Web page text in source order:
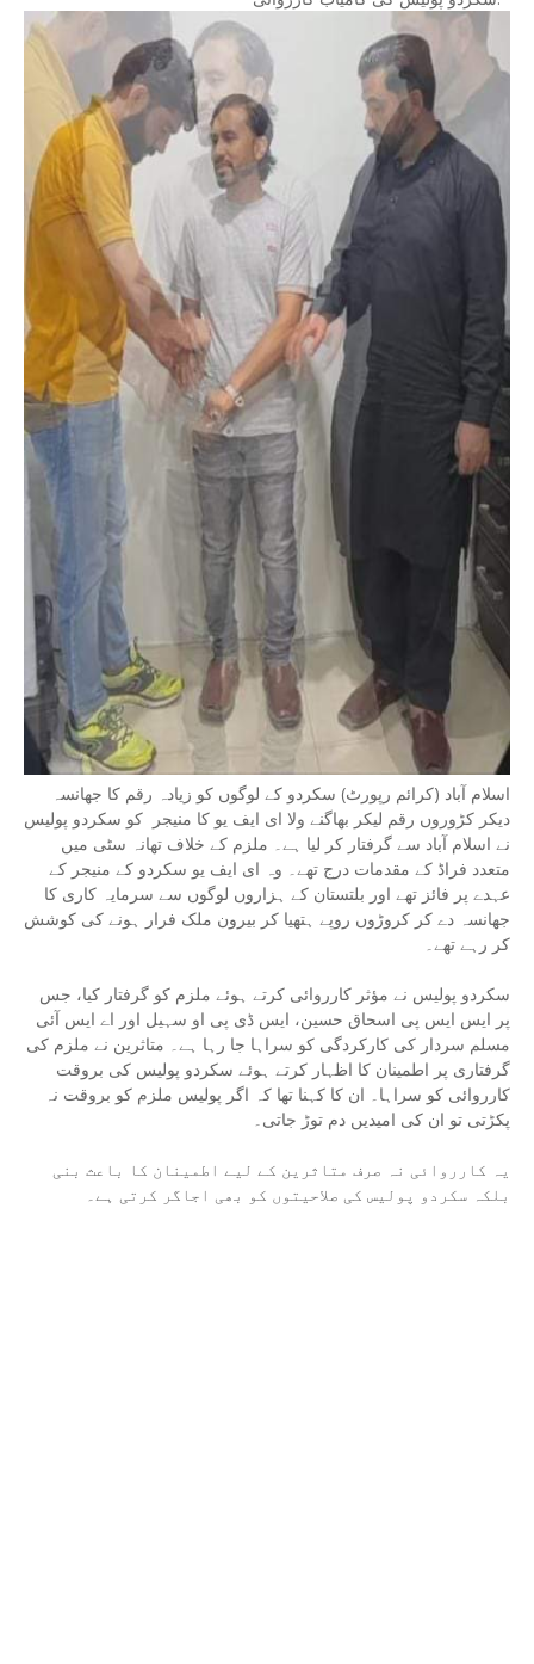
اسلام آباد (کرائم رپورٹ) سکردو کے لوگوں کو زیادہ رقم کا جھانسہ
دیکر کڑوروں رقم لیکر بھاگنے ولا ای ایف یو کا منیجر کو سکردو پولیس
نے اسلام آباد سے گرفتار کر لیا ہے۔ ملزم کے خلاف تھانہ سٹی میں
متعدد فراڈ کے مقدمات درج تھے۔ وہ ای ایف یو سکردو کے منیجر کے
عہدے پر فائز تھے اور بلتستان کے ہزاروں لوگوں سے سرمایہ کاری کا
جھانسہ دے کر کروڑوں روپے ہتھیا کر بیرون ملک فرار ہونے کی کوشش
کر رہے تھے۔
سکردو پولیس نے مؤثر کارروائی کرتے ہوئے ملزم کو گرفتار کیا، جس
پر ایس ایس پی اسحاق حسین، ایس ڈی پی او سہیل اور اے ایس آئی
مسلم سردار کی کارکردگی کو سراہا جا رہا ہے۔ متاثرین نے ملزم کی
گرفتاری پر اطمینان کا اظہار کرتے ہوئے سکردو پولیس کی بروقت
کارروائی کو سراہا۔ ان کا کہنا تھا کہ اگر پولیس ملزم کو بروقت نہ
پکڑتی تو ان کی امیدیں دم توڑ جاتی۔
یہ کارروائی نہ صرف متاثرین کے لیے اطمینان کا باعث بنی
بلکہ سکردو پولیس کی صلاحیتوں کو بھی اجاگر کرتی ہے۔